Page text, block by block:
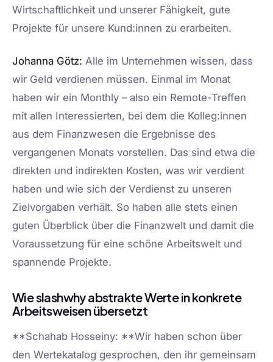
Wirtschaftlichkeit und unserer Fähigkeit, gute
Projekte für unsere Kund:innen zu erarbeiten.
Johanna Götz: Alle im Unternehmen wissen, dass
wir Geld verdienen müssen. Einmal im Monat
haben wir ein Monthly – also ein Remote-Treffen
mit allen Interessierten, bei dem die Kolleg:innen
aus dem Finanzwesen die Ergebnisse des
vergangenen Monats vorstellen. Das sind etwa die
direkten und indirekten Kosten, was wir verdient
haben und wie sich der Verdienst zu unseren
Zielvorgaben verhält. So haben alle stets einen
guten Überblick über die Finanzwelt und damit die
Voraussetzung für eine schöne Arbeitswelt und
spannende Projekte.
Wie slashwhy abstrakte Werte in konkrete
Arbeitsweisen übersetzt
**Schahab Hosseiny: **Wir haben schon über
den Wertekatalog gesprochen, den ihr gemeinsam